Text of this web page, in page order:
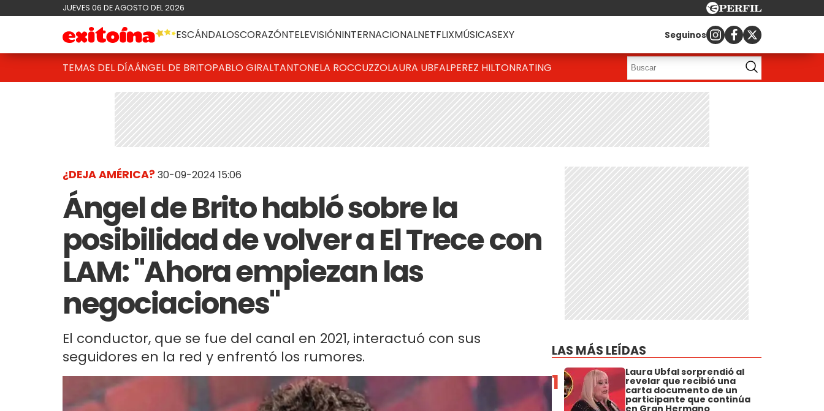
JUEVES 06 DE AGOSTO DEL 2026
ESCÁNDALOSCORAZÓNTELEVISIÓNINTERNACIONALNETFLIXMÚSICASEXY Seguinos
TEMAS DEL DÍAÁNGEL DE BRITOPABLO GIRALTANTONELA ROCCUZZOLAURA UBFALPEREZ HILTONRATING
¿DEJA AMÉRICA? 30-09-2024 15:06
Ángel de Brito habló sobre la
posibilidad de volver a El Trece con
LAM: "Ahora empiezan las
negociaciones"
El conductor, que se fue del canal en 2021, interactuó con sus
seguidores en la red y enfrentó los rumores.
LAS MÁS LEÍDAS
1 Laura Ubfal sorprendió al
revelar que recibió una
carta documento de un
participante que continúa